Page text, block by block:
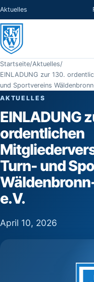
Aktuelles
Startseite/Aktuelles/
EINLADUNG zur 130.
und Sportvereins
AKTUELLES
EINLADUNG
ordentlichen
Turn- und
e.V.
April 10, 2026